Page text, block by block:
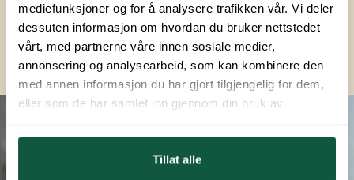
mediefunksjoner og for å analysere trafikken vår. Vi deler
dessuten informasjon om hvordan du bruker nettstedet
vårt, med partnerne våre innen sosiale medier,
annonsering og analysearbeid, som kan kombinere den
med annen informasjon du har gjort tilgjengelig for dem,
eller som de har samlet inn gjennom din bruk av
Tillat alle
Kontakt oss for vintersesongplass
Kontaktinfo og kolofon
Nyhetsbrev fra oss